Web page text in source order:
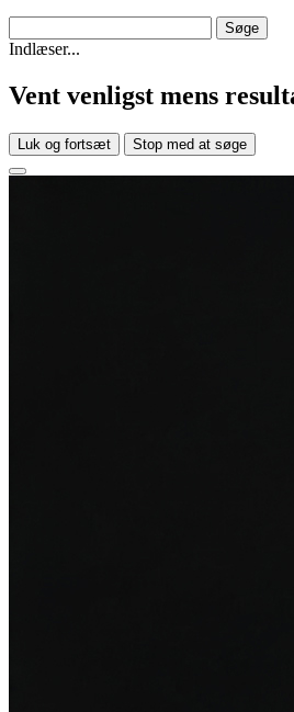
Indlæser...
Vent venligst mens
Luk og fortsæt Stop med at søge